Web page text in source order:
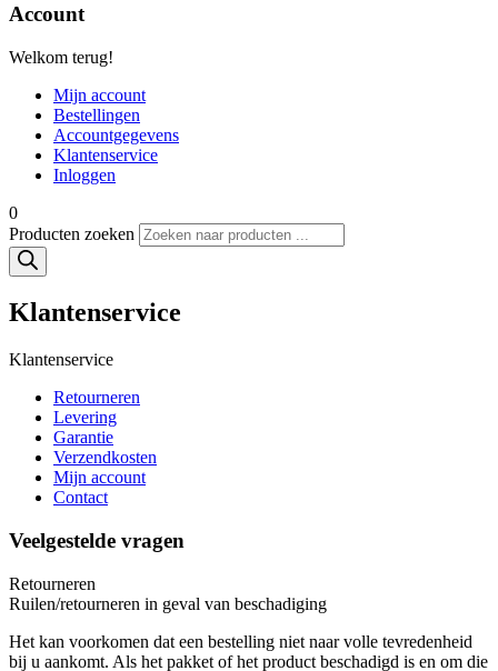
Account
Welkom terug!
Mijn account
Bestellingen
Accountgegevens
Klantenservice
Inloggen
0
Producten zoeken
Klantenservice
Klantenservice
Retourneren
Levering
Garantie
Verzendkosten
Mijn account
Contact
Veelgestelde vragen
Retourneren
Ruilen/retourneren in geval van beschadiging
Het kan voorkomen dat een bestelling niet naar volle tevredenheid
bij u aankomt. Als het pakket of het product beschadigd is en om die